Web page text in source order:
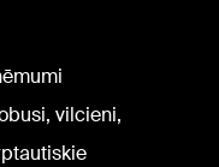
vilcieni,